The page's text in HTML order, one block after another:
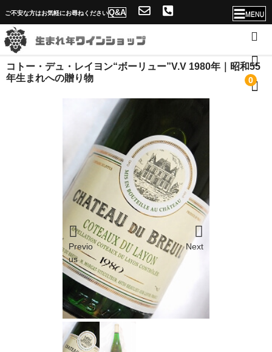
ご不安な方はお気軽にお尋ねくださいQ&A
0
ホーム
ソムリエ紹介と生まれ年ワインショップの魅力
当店独自のサービス！
名入れが出来ない理由
問合せフォーム
完売ワインのお問合せフォーム
自動メール不通の連絡
写真添付フォーム
コトー・デュ・レイヨン“ボーリュー”V.V 1980年｜昭和55
年生まれへの贈り物
Previo
us
Next